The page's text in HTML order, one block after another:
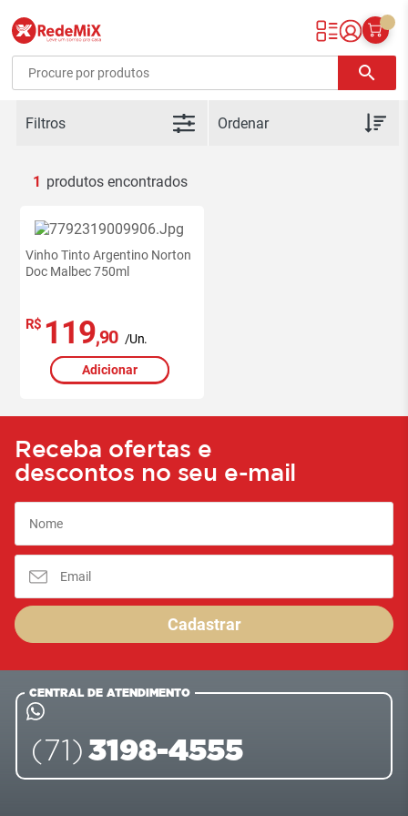
Redemix – Supermercado Online
search
Filtros
1
Vinho Tinto Argentino Norton
Doc Malbec 750ml
R$ 119,90 /Un.
Adicionar
Receba ofertas e
descontos no seu e-mail
Cadastrar
CENTRAL DE ATENDIMENTO
(71) 3198-4555